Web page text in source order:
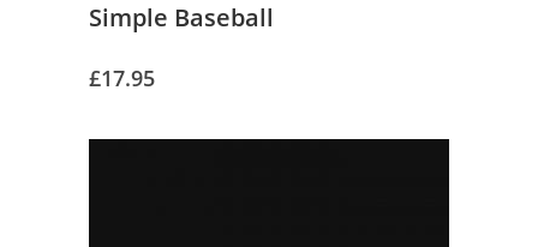
Simple Baseball
£17.95